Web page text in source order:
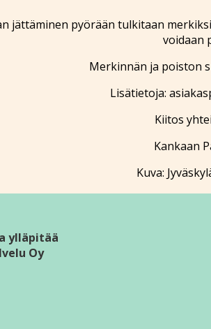
jättäminen pyörään tulkitaan
voidaan
Merkinnän ja poiston
Lisätietoja:
Kiitos
Kankaan
Kuva:
ylläpitää
Oy